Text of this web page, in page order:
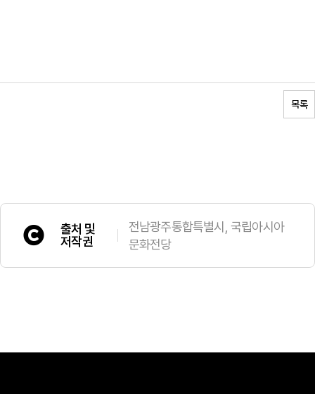
목록
출처 및
저작권
전남광주통합특별시, 국립아시아
문화전당